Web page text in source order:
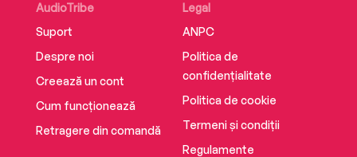
AudioTribe
Suport
Despre noi
Creează un cont
Cum funcționează
Retragere din comandă
Legal
ANPC
Politica de
confidențialitate
Politica de cookie
Termeni și condiții
Regulamente